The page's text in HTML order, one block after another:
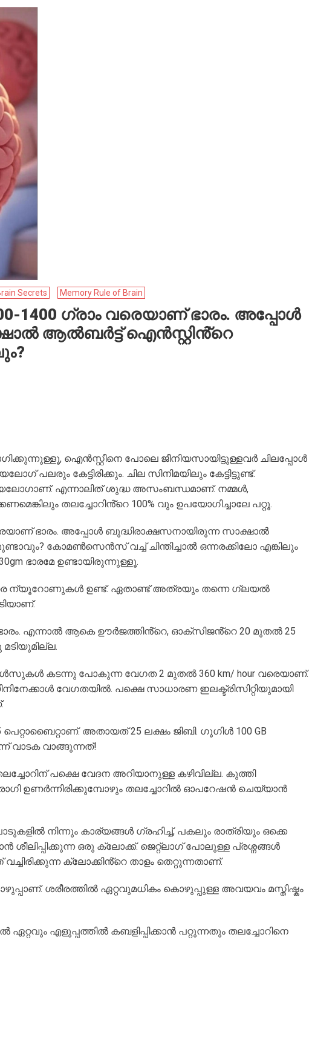
Secrets Memory Rule of Brain
1400 ഗ്രാം വരെയാണ് ഭാരം. അപ്പോൾ
ആൽബർട്ട് ഐൻസ്റ്റിൻ്റെ
ഐൻസ്റ്റീനെ പോലെ ജീനിയസായിട്ടുള്ളവർ ചിലപ്പോൾ
പലരും കേട്ടിരിക്കും. ചില സിനിമയിലും കേട്ടിട്ടുണ്ട്.
എന്നാലിത് ശുദ്ധ അസംബന്ധമാണ്. നമ്മൾ,
തലച്ചോറിൻ്റെ 100% വും ഉപയോഗിച്ചാലേ പറ്റൂ.
ഭാരം. അപ്പോൾ ബുദ്ധിരാക്ഷസനായിരുന്ന സാക്ഷാൽ
കോമൺസെൻസ് വച്ച് ചിന്തിച്ചാൽ ഒന്നരക്കിലോ എങ്കിലും
ഭാരമേ ഉണ്ടായിരുന്നുള്ളൂ.
ന്യൂറോണുകൾ ഉണ്ട്. ഏതാണ്ട് അത്രയും തന്നെ ഗ്ലയൽ
ഭാരം. എന്നാൽ ആകെ ഊർജത്തിൻ്റെ, ഓക്സിജൻ്റെ 20 മുതൽ 25
കടന്നു പോകുന്ന വേഗത 2 മുതൽ 360 km/ hour വരെയാണ്.
വേഗതയിൽ. പക്ഷെ സാധാരണ ഇലക്ട്രിസിറ്റിയുമായി
പെറ്റാബൈറ്റാണ്. അതായത് 25 ലക്ഷം ജിബി. ഗൂഗിൾ 100 GB
വാടക വാങ്ങുന്നത്!
പക്ഷെ വേദന അറിയാനുള്ള കഴിവില്ല. കുത്തി
ഉണർന്നിരിക്കുമ്പോഴും തലച്ചോറിൽ ഓപറേഷൻ ചെയ്യാൻ
നിന്നും കാര്യങ്ങൾ ഗ്രഹിച്ച്, പകലും രാത്രിയും ഒക്കെ
ശീലിപ്പിക്കുന്ന ഒരു ക്ലോക്ക്. ജെറ്റ്ലാഗ് പോലുള്ള പ്രശ്നങ്ങൾ
ക്ലോക്കിൻ്റെ താളം തെറ്റുന്നതാണ്.
ശരീരത്തിൽ ഏറ്റവുമധികം കൊഴുപ്പുള്ള അവയവം മസ്തിഷ്കം
എളുപ്പത്തിൽ കബളിപ്പിക്കാൻ പറ്റുന്നതും തലച്ചോറിനെ